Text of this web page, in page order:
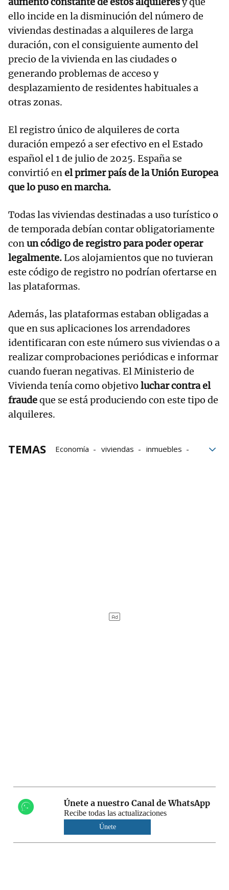
ello incide en la disminución del número de
viviendas destinadas a alquileres de larga
duración, con el consiguiente aumento del
precio de la vivienda en las ciudades o
generando problemas de acceso y
desplazamiento de residentes habituales a
otras zonas.
El registro único de alquileres de corta
duración empezó a ser efectivo en el Estado
español el 1 de julio de 2025. España se
convirtió enel primer país de la Unión Europea
que lo puso en marcha.
Todas las viviendas destinadas a uso turístico o
de temporada debían contar obligatoriamente
conun código de registro para poder operar
legalmente.Los alojamientos que no tuvieran
este código de registro no podrían ofertarse en
las plataformas.
Además, las plataformas estaban obligadas a
que en sus aplicaciones los arrendadores
identificaran con este número sus viviendas o a
realizar comprobaciones periódicas e informar
cuando fueran negativas. El Ministerio de
Vivienda tenía como objetivo luchar contra el
fraudeque se está produciendo con este tipo de
alquileres.
TEMAS Economía viviendas
inmuebles
Únete a nuestro Canal de WhatsApp
Recibe todas las actualizaciones
Únete